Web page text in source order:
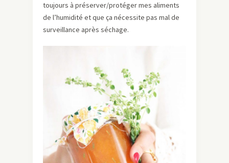
toujours à préserver/protéger mes aliments
de l’humidité et que ça nécessite pas mal de
surveillance après séchage.